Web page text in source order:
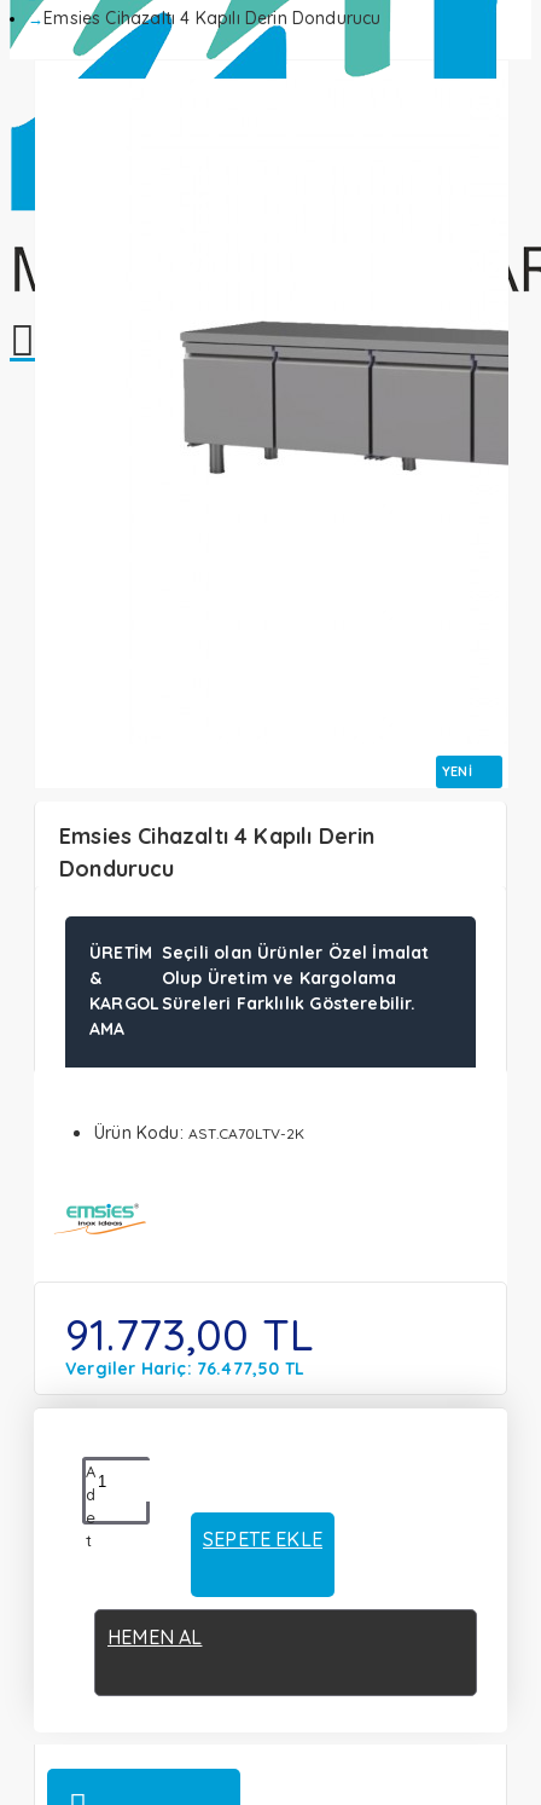
Emsies Cihazaltı 4 Kapılı Derin Dondurucu
YENI
Emsies Cihazaltı 4 Kapılı Derin
Dondurucu
ÜRETIM
&
KARGOL
AMA
Seçili olan Ürünler Özel İmalat
Olup Üretim ve Kargolama
Süreleri Farklılık Gösterebilir.
Ürün Kodu: AST.CA70LTV-2K
91.773,00 TL
Vergiler Hariç: 76.477,50 TL
A
d
e
t
SEPETE EKLE
HEMEN AL